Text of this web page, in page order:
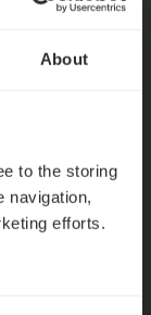
About
to the storing
navigation,
efforts.